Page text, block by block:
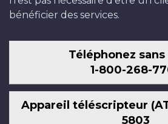
bénéficier des services.
Téléphonez
1-800-268-
Appareil téléscripteur
5803